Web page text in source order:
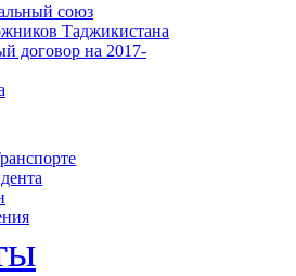
союз
Таджикистана
договор на 2017-